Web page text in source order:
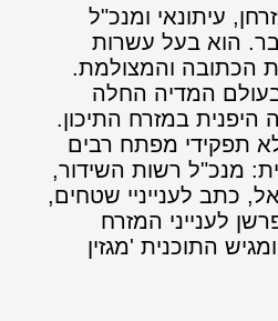
עיתונאי ומנכ"ל
הוא בעל עשרות
הכתובה והמצולמת.
המדיה החלה
היפנית במזרח התיכון.
תפקידי מפתח רבים
מנכ"ל רשות השידור,
כתב לענייניי שטחים,
לענייני המזרח
התוכנית 'מגזין